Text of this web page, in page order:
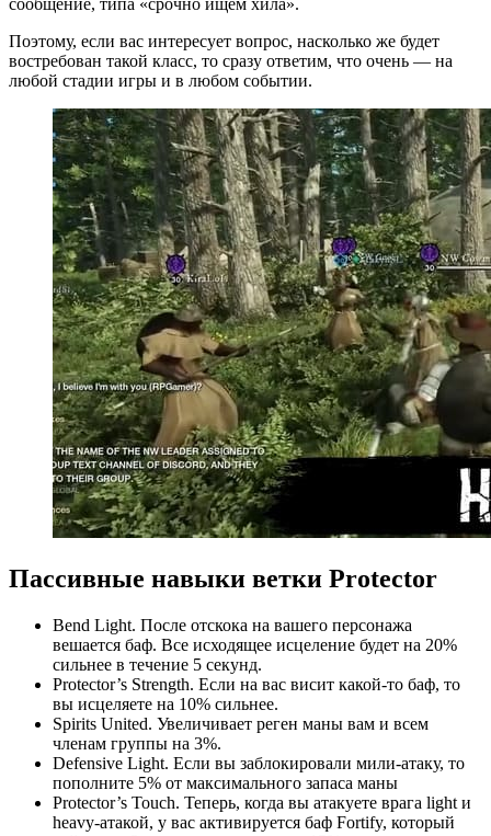
сообщение, типа «срочно ищем хила».
Поэтому, если вас интересует вопрос, насколько же будет
востребован такой класс, то сразу ответим, что очень — на
любой стадии игры и в любом событии.
Пассивные навыки ветки Protector
Bend Light. После отскока на вашего персонажа
вешается баф. Все исходящее исцеление будет на 20%
сильнее в течение 5 секунд.
Protector’s Strength. Если на вас висит какой-то баф, то
вы исцеляете на 10% сильнее.
Spirits United. Увеличивает реген маны вам и всем
членам группы на 3%.
Defensive Light. Если вы заблокировали мили-атаку, то
пополните 5% от максимального запаса маны
Protector’s Touch. Теперь, когда вы атакуете врага light и
heavy-атакой, у вас активируется баф Fortify, который